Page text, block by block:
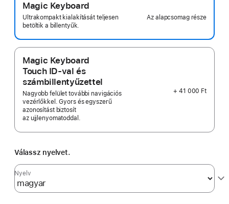
Magic Keyboard
Ultrakompakt kialakítását teljesen
betöltik a billentyűk.
Az alapcsomag része
Magic Keyboard
Touch ID-val és
számbillentyűzettel
Nagyobb felület további navigációs
vezérlőkkel. Gyors és egyszerű
azonosítást biztosít
az ujjlenyomatoddal.
+ 41 000 Ft
Válassz nyelvet.
Nyelv